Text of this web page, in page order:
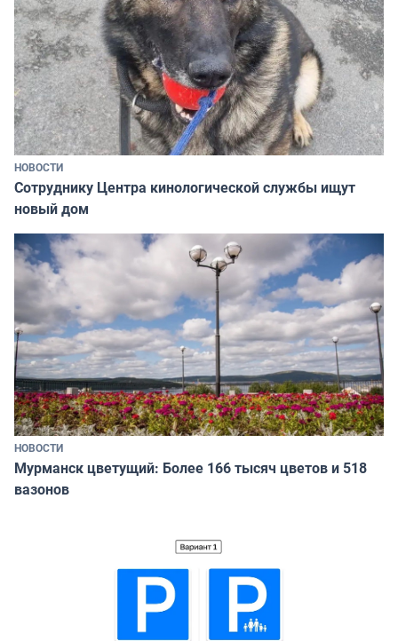
НОВОСТИ
Сотруднику Центра кинологической службы ищут
новый дом
НОВОСТИ
Мурманск цветущий: Более 166 тысяч цветов и 518
вазонов